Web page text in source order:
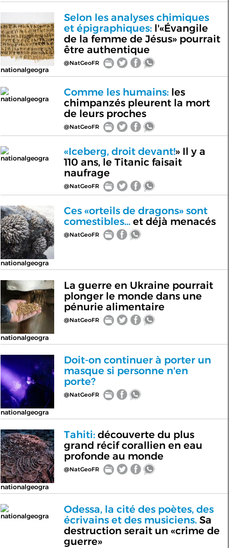
nationalgeogra
Selon les analyses chimiques
et épigraphiques:l'«Évangile
de la femme de Jésus» pourrait
être authentique
@NatGeoFR
nationalgeogra
Comme les humains:les
chimpanzés pleurent la mort
de leurs proches
@NatGeoFR
nationalgeogra
«Iceberg, droit devant!» Il y a
110 ans, le Titanic faisait
naufrage
@NatGeoFR
nationalgeogra
Ces «orteils de dragons» sont
comestibles...et déjà menacés
@NatGeoFR
nationalgeogra
La guerre en Ukraine pourrait
plonger le monde dans une
pénurie alimentaire
@NatGeoFR
nationalgeogra
Doit-on continuer à porter un
masque si personne n'en
porte?
@NatGeoFR
nationalgeogra
Tahiti:découverte du plus
grand récif corallien en eau
profonde au monde
@NatGeoFR
nationalgeogra
Odessa, la cité des poètes, des
écrivains et des musiciens.Sa
destruction serait un «crime de
guerre»